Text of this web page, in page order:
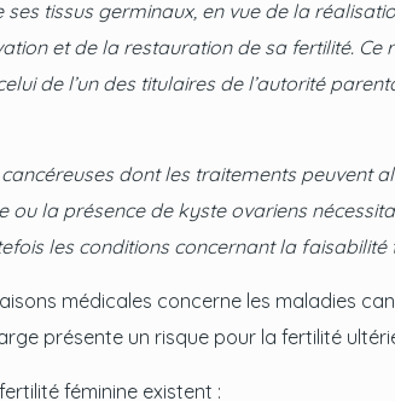
tissus germinaux, en vue de la
et de la restauration de sa fertilité.
de l’un des titulaires de l’autorité
dont les traitements peuvent
ou la présence de kyste ovariens
les conditions concernant la faisabilité
médicales concerne les maladies
présente un risque pour la fertilité
féminine existent :